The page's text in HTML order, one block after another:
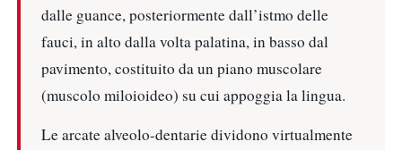
dalle guance, posteriormente dall’istmo delle
fauci, in alto dalla volta palatina, in basso dal
pavimento, costituito da un piano muscolare
(muscolo miloioideo) su cui appoggia la lingua.
Le arcate alveolo-dentarie dividono virtualmente